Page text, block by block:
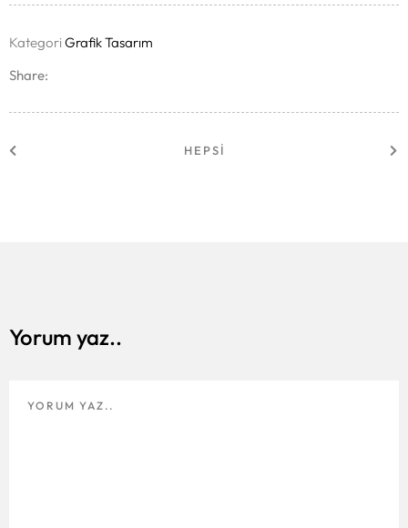
KategoriGrafik Tasarım
Share:
HEPSI
Yorum yaz..